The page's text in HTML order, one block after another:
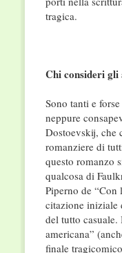
tragica.
Chi consideri
Sono tanti e
neppure
Dostoevskij, che
romanziere di
questo romanzo
qualcosa di
Piperno de
citazione iniziale
del tutto
americana”
finale